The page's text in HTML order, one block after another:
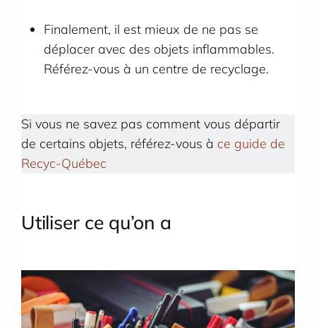
Finalement, il est mieux de ne pas se
déplacer avec des objets inflammables.
Référez-vous à un centre de recyclage.
Si vous ne savez pas comment vous départir
de certains objets, référez-vous à ce guide de
Recyc-Québec
Utiliser ce qu’on a